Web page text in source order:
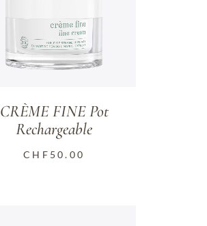
CRÈME FINE Pot
Rechargeable
CHF 50.00